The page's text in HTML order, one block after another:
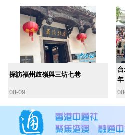
探訪福州鼓嶺與三坊七巷
08-09